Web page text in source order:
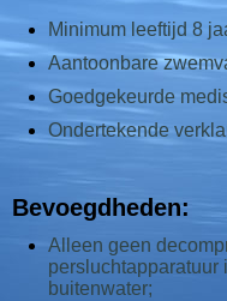
Minimum leeftijd 8
Aantoonbare
Goedgekeurde
Ondertekende
Bevoegdheden:
Alleen geen
persluchtapparatuur
buitenwater;